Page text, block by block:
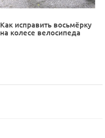
Как исправить восьмёрку
на колесе велосипеда